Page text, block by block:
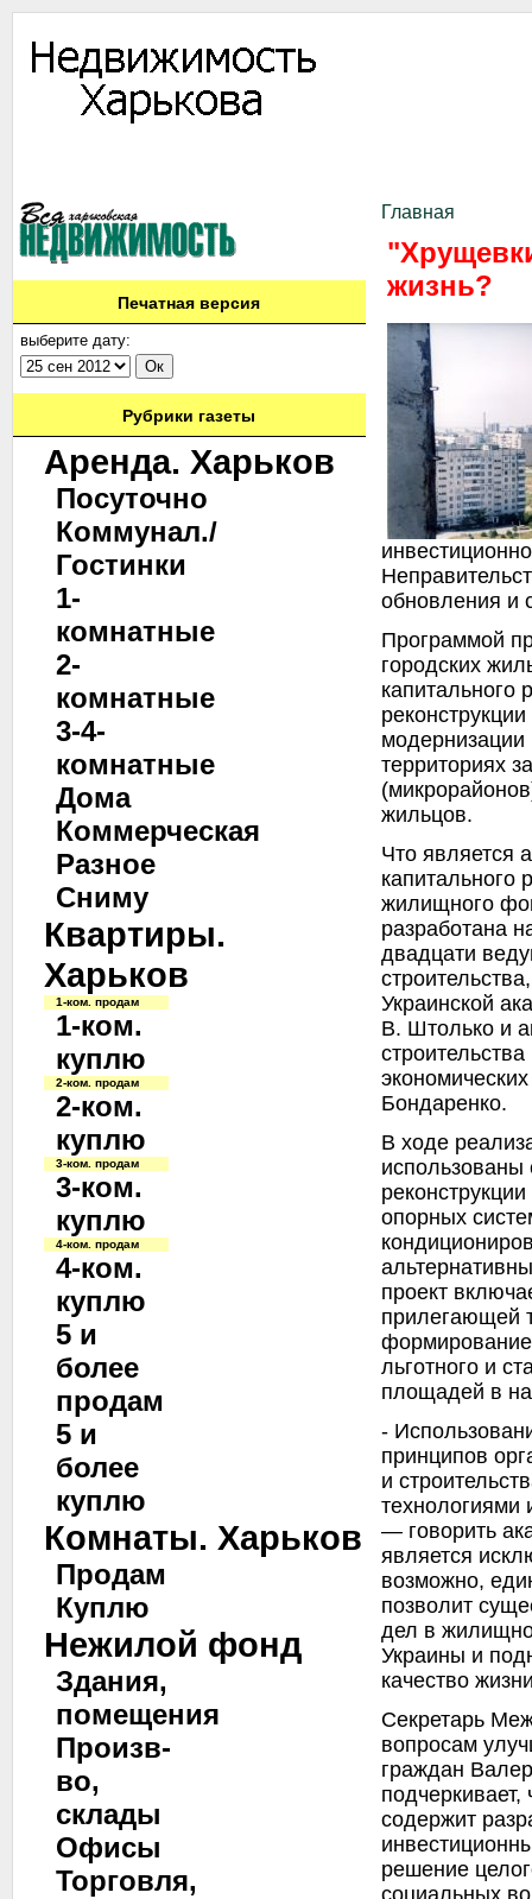
Печатная версия
выберите дату:
Рубрики газеты
Аренда. Харьков
Посуточно
Коммунал./
Гостинки
1-
комнатные
2-
комнатные
3-4-
комнатные
Дома
Коммерческая
Разное
Сниму
Квартиры.
Харьков
1-ком. продам
1-ком.
куплю
2-ком. продам
2-ком.
куплю
3-ком. продам
3-ком.
куплю
4-ком. продам
4-ком.
куплю
5 и
более
продам
5 и
более
куплю
Комнаты. Харьков
Продам
Куплю
Нежилой фонд
Здания,
помещения
Произв-
во,
склады
Офисы
Торговля,
Главная
жизнь?
обновления и
Программой
городских
капитального
модернизации
территориях
жильцов.
Что является
капитального
жилищного
разработана
двадцати
Украинской
В. Штолько и
Бондаренко.
В ходе
использованы
опорных
проект
прилегающей
льготного и
площадей в
-
принципов
и
— говорить
является
возможно,
позволит
дел в
Украины и
качество
Секретарь
вопросам
граждан
содержит
решение
социальных